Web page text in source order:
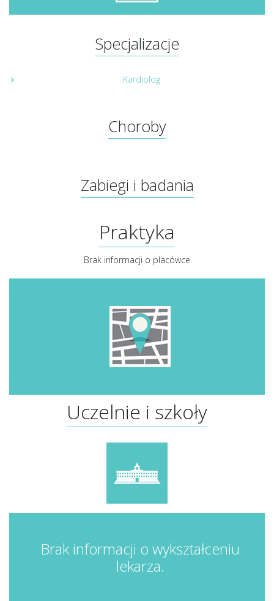
Specjalizacje
Kardiolog
Choroby
Zabiegi i badania
Praktyka
Brak informacji o placówce
Uczelnie i szkoły
Brak informacji o wykształceniu
lekarza.